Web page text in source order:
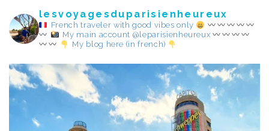
lesvoyagesduparisienheureux
French traveler with good vibes only
My main account @leparisienheureux
My blog here (in french)